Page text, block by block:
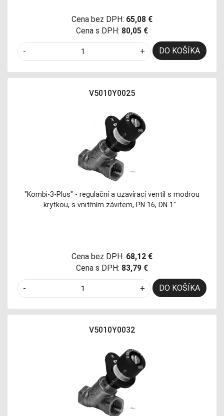
Cena bez DPH: 65,08 €
Cena s DPH: 80,05 €
- + DO KOŠÍKA
V5010Y0025
"Kombi-3-Plus" - regulační a uzavírací ventil s modrou
krytkou, s vnitřním závitem, PN 16, DN 1"…
Cena bez DPH: 68,12 €
Cena s DPH: 83,79 €
- + DO KOŠÍKA
V5010Y0032